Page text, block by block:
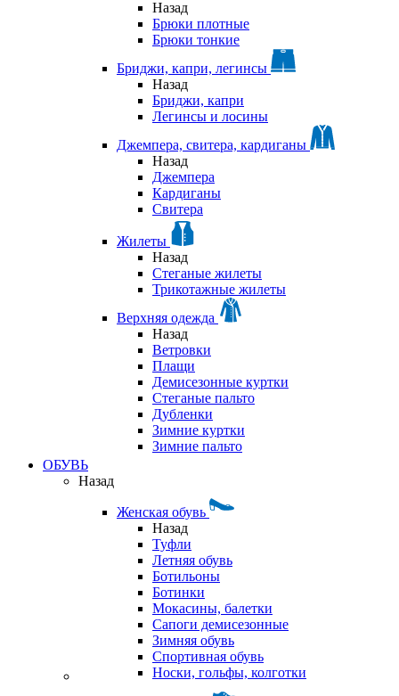
Назад
Брюки плотные
Брюки тонкие
Бриджи, капри, легинсы
Назад
Бриджи, капри
Легинсы и лосины
Джемпера, свитера, кардиганы
Назад
Джемпера
Кардиганы
Свитера
Жилеты
Назад
Стеганые жилеты
Трикотажные жилеты
Верхняя одежда
Назад
Ветровки
Плащи
Демисезонные куртки
Стеганые пальто
Дубленки
Зимние куртки
Зимние пальто
ОБУВЬ
Назад
Женская обувь
Назад
Туфли
Летняя обувь
Ботильоны
Ботинки
Мокасины, балетки
Сапоги демисезонные
Зимняя обувь
Спортивная обувь
Носки, гольфы, колготки